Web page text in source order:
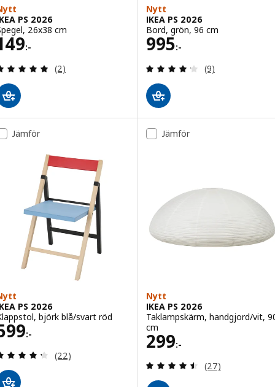
PS 2026
26x38 cm
:-
149:-
Recensera: 5 utav 5 stjärnor. Totalt antal
(2)
Nytt
IKEA PS 2026
Bord, grön, 96 cm
995:-
Pris 995:-
Recensera:
(9)
Jämför
PS 2026
björk blå/svart röd
:-
599:-
Recensera: 4.3 utav 5 stjärnor. Totalt antal
(22)
Jämför
Nytt
IKEA PS 2026
Taklampskärm, handgjord/vit,
cm
299:-
Pris 299:-
Recensera:
(27)